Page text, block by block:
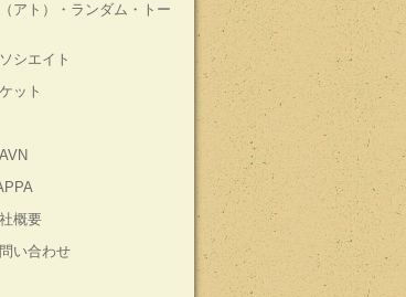
（アト）・ランダム・トー
ソシエイト
ット
社概要
問い合わせ